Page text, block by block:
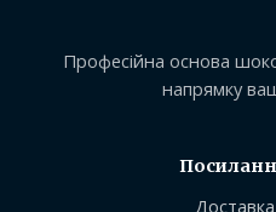
Професійна основа
напрямку